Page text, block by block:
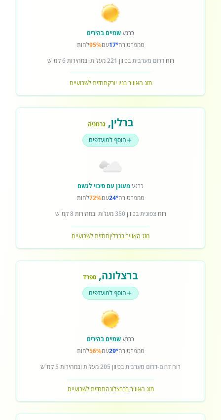
כרגעשמיים בהירים
טמפרטורה17°עם95%לחות
רוחדרום מערביתבכיוון 221מעלות ובמהירות6קמ"ש
מזג האוויר בניו יורקתחזית לשבועיים
ברלין, גרמניה
הוסף למועדפים
כרגעמעונן עם סיכוי לגשם
טמפרטורה24°עם72%לחות
רוחצפוניתבכיוון350מעלות ובמהירות8קמ"ש
מזג האוויר בברליןתחזית לשבועיים
ברצלונה, ספרד
הוסף למועדפים
כרגעשמיים בהירים
טמפרטורה29°עם56%לחות
רוח דרום-דרום מערביתבכיוון 205מעלות ובמהירות 5 קמ"ש
מזג האוויר בברצלונהתחזית לשבועיים